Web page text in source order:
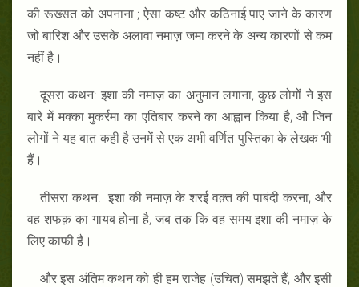
की रूख्सत को अपनाना ; ऐसा कष्ट और कठिनाई पाए जाने के कारण
जो बारिश और उसके अलावा नमाज़ जमा करने के अन्य कारणों से कम
नहीं है।
दूसरा कथन: इशा की नमाज़ का अनुमान लगाना, कुछ लोगों ने इस
बारे में मक्का मुकर्रमा का एतिबार करने का आह्वान किया है, औ जिन
लोगों ने यह बात कही है उनमें से एक अभी वर्णित पुस्तिका के लेखक भी
हैं।
तीसरा कथन: इशा की नमाज़ के शरई वक़्त की पाबंदी करना, और
वह शफक़ का गायब होना है, जब तक कि वह समय इशा की नमाज़ के
लिए काफी है।
और इस अंतिम कथन को ही हम राजेह (उचित) समझते हैं, और इसी